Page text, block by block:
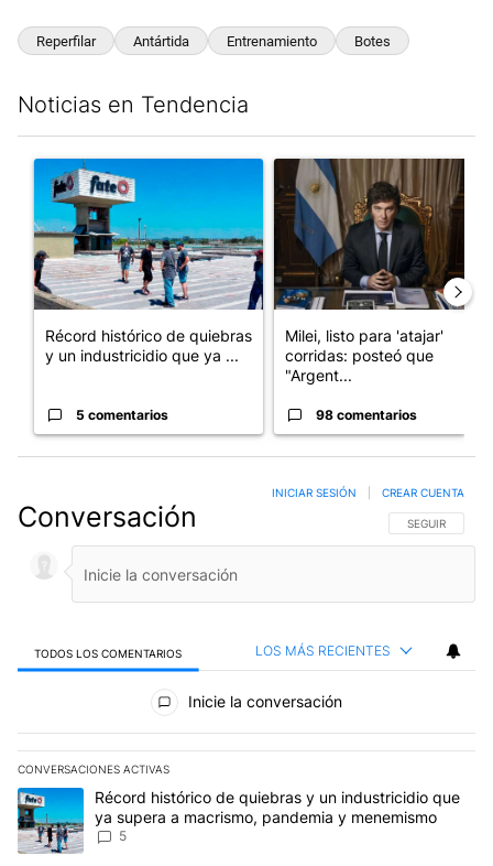
Reperfilar Antártida Entrenamiento Botes
Noticias en Tendencia
Un artículo de tendencia con el título "Récord histórico de
Récord histórico de quiebras
y un industricidio que ya ...
5 comentarios
Un artículo de tendencia
Milei, listo para 'atajar'
corridas: posteó que
"Argent...
98 comentarios
Conversación SIGA ESTA
SEGUIR
INICIAR SESIÓN CREAR CUENTA
TODOS LOS COMENTARIOS LOS MÁS RECIENTES
Todos los comentarios
Inicie la conversación
CONVERSACIONES ACTIVAS
Este listado muestra los artículos con más comentarios en los
Un artículo de tendencia con el título "Récord histórico de
Récord histórico de quiebras y un industricidio que
ya supera a macrismo, pandemia y menemismo
5